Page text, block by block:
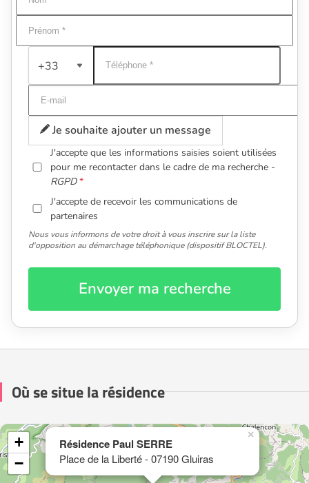
+33
Je souhaite ajouter un message
J'accepte que les informations saisies soient utilisées
pour me recontacter dans le cadre de ma recherche -
RGPD
J'accepte de recevoir les communications de
partenaires
Nous vous informons de votre droit à vous inscrire sur la liste
d'opposition au démarchage téléphonique (dispositif BLOCTEL).
Envoyer ma recherche
Où se situe la résidence
Résidence Paul SERRE
Place de la Liberté - 07190 Gluiras
×
+
−